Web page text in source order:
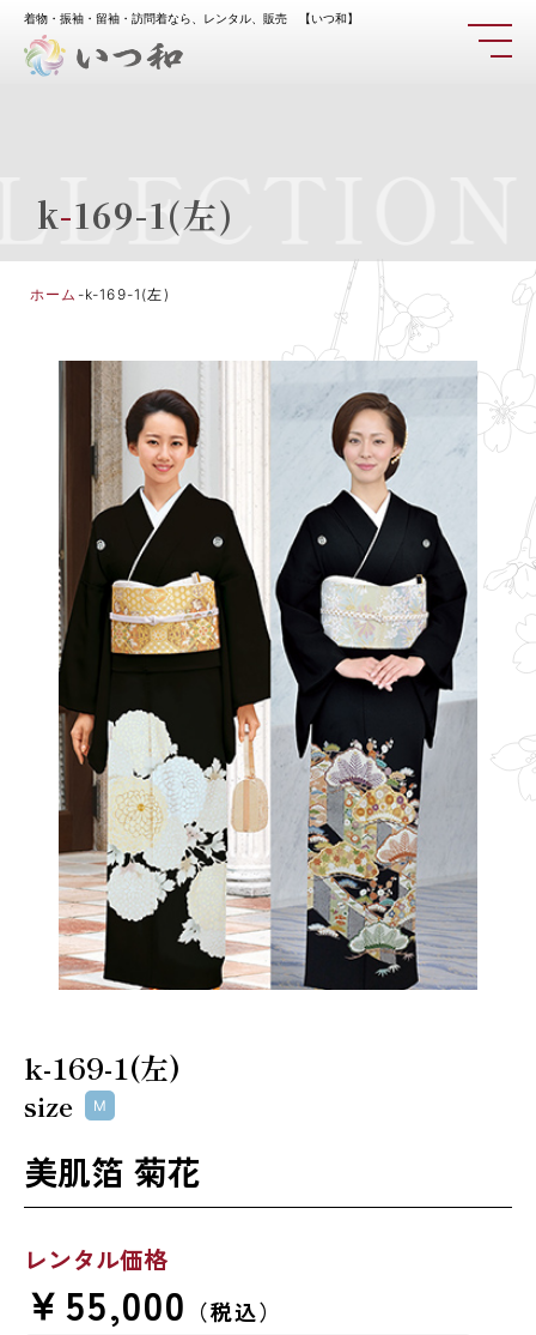
着物・振袖・留袖・訪問着なら、レンタル、販売 【いつ和】
k-169-1(左)
ホーム -k-169-1(左)
k-169-1(左)
size M
美肌箔 菊花
レンタル価格
￥55,000 （税込）